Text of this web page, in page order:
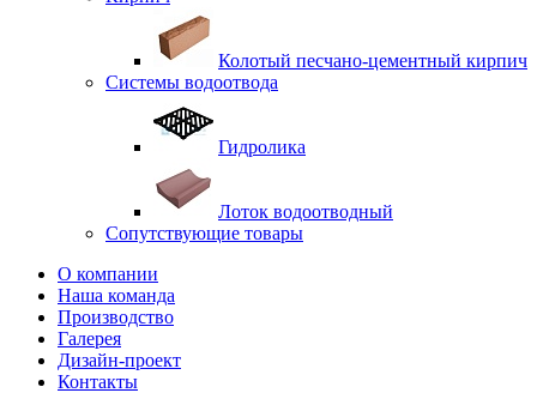
Колотый песчано-цементный кирпич
Системы водоотвода
Гидролика
Лоток водоотводный
Сопутствующие товары
О компании
Наша команда
Производство
Галерея
Дизайн-проект
Контакты